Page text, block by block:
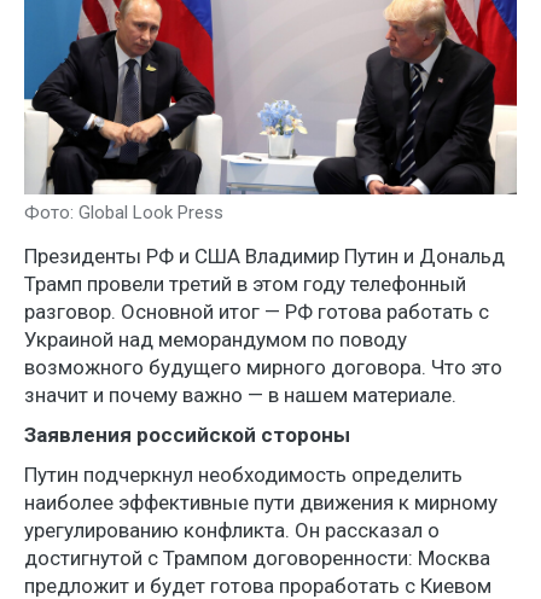
Фото: Global Look Press
Президенты РФ и США Владимир Путин и Дональд
Трамп провели третий в этом году телефонный
разговор. Основной итог — РФ готова работать с
Украиной над меморандумом по поводу
возможного будущего мирного договора. Что это
значит и почему важно — в нашем материале.
Заявления российской стороны
Путин подчеркнул необходимость определить
наиболее эффективные пути движения к мирному
урегулированию конфликта. Он рассказал о
достигнутой с Трампом договоренности: Москва
предложит и будет готова проработать с Киевом